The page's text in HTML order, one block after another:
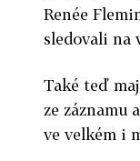
Renée
sledovali na
Také teď
ze záznamu
ve velkém i